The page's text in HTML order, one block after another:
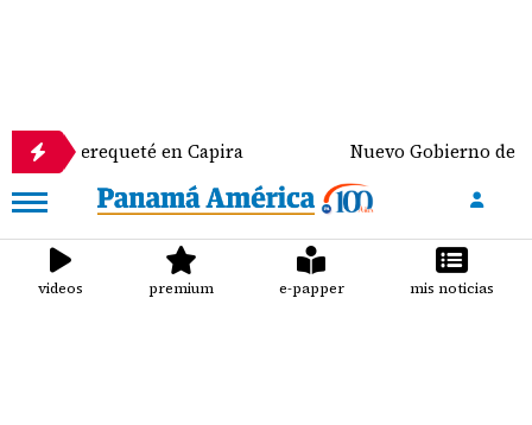
en Capira Nuevo Gobierno de Colombia
videos premium e-papper mis noticias